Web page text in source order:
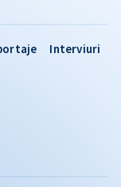
Interviuri